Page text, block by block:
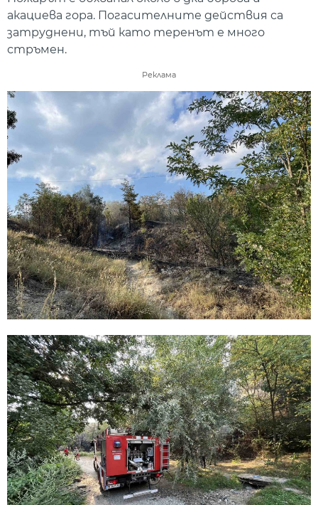
акациева гора. Погасителните действия са
затруднени, тъй като теренът е много
стръмен.
Реклама